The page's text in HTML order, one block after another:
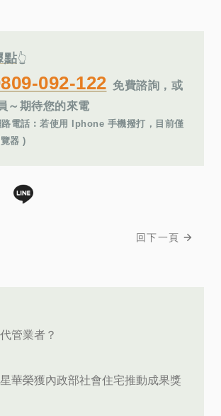
點👆
092-122 免費諮詢，或
～期待您的來電
電話︰若使用 Iphone 手機撥打，目前僅
器 )
回下一頁
管業者？
華榮獲內政部社會住宅推動成果獎